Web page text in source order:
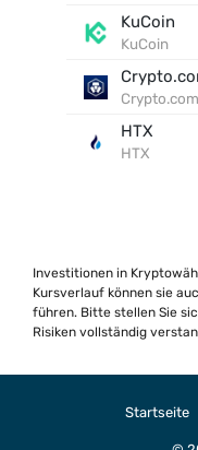
KuCoin
KuCoin
HTX
HTX
Investitionen in
Kursverlauf können sie
führen. Bitte stellen Sie
Risiken vollständig
Startseite